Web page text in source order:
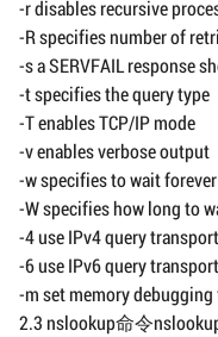
-r disables recursive
-R specifies number of
-s a SERVFAIL response
-t specifies the query type
-T enables TCP/IP mode
-v enables verbose output
-w specifies to wait
-W specifies how long to
-4 use IPv4 query
-6 use IPv6 query
-m set memory
2.3 nslookup命令